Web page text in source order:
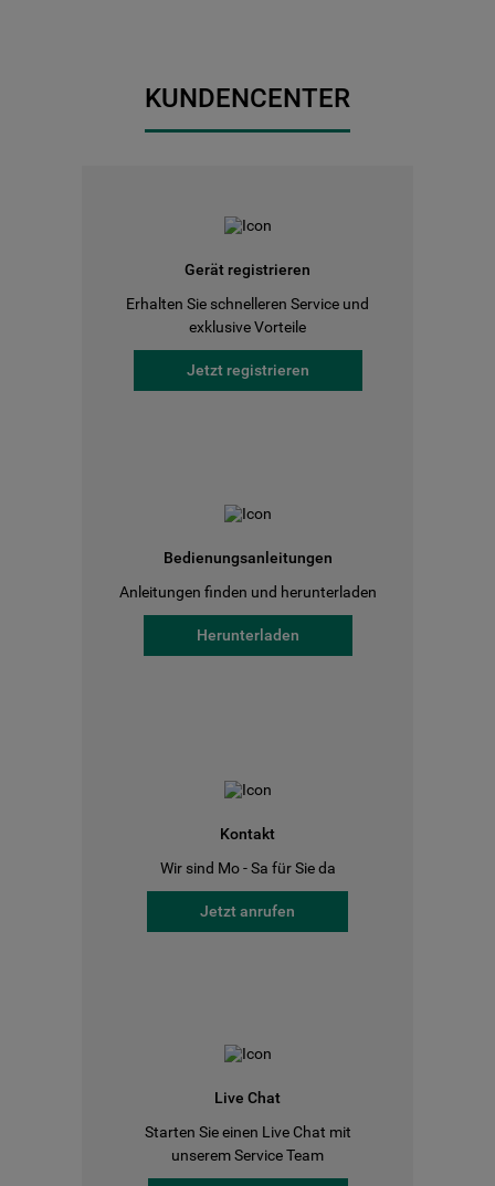
KUNDENCENTER
Gerät registrieren
Erhalten Sie schnelleren Service und
exklusive Vorteile
Jetzt registrieren
Bedienungsanleitungen
Anleitungen finden und herunterladen
Herunterladen
Kontakt
Wir sind Mo - Sa für Sie da
Jetzt anrufen
Live Chat
Starten Sie einen Live Chat mit
unserem Service Team